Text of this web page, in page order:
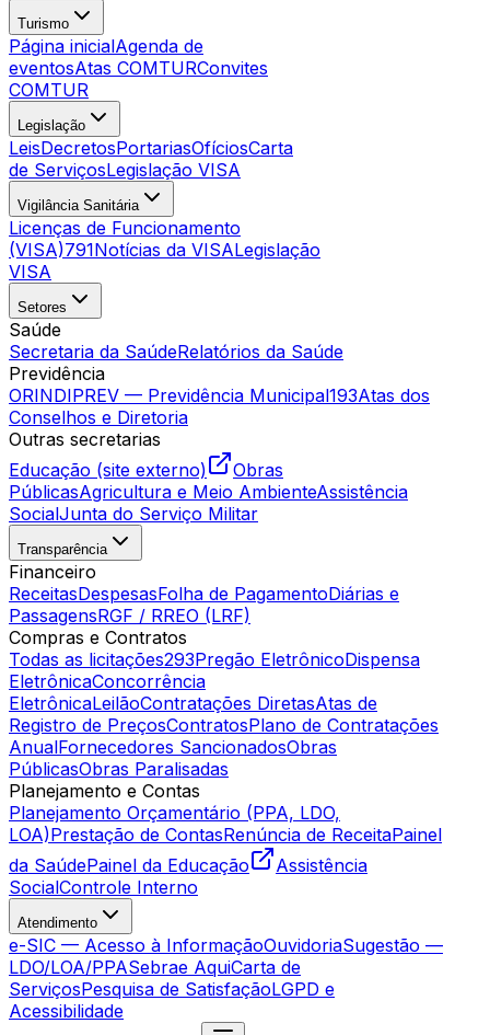
Turismo
Página inicialAgenda de
eventosAtas COMTURConvites
COMTUR
Legislação
LeisDecretosPortariasOfíciosCarta
de ServiçosLegislação VISA
Vigilância Sanitária
Licenças de Funcionamento
(VISA)791Notícias da VISALegislação
VISA
Setores
Saúde
Secretaria da SaúdeRelatórios da Saúde
Previdência
ORINDIPREV — Previdência Municipal193Atas dos
Conselhos e Diretoria
Outras secretarias
Educação (site externo)
Obras
PúblicasAgricultura e Meio AmbienteAssistência
SocialJunta do Serviço Militar
Transparência
Financeiro
ReceitasDespesasFolha de PagamentoDiárias e
PassagensRGF / RREO (LRF)
Compras e Contratos
Todas as licitações293Pregão EletrônicoDispensa
EletrônicaConcorrência
EletrônicaLeilãoContratações DiretasAtas de
Registro de PreçosContratosPlano de Contratações
AnualFornecedores SancionadosObras
PúblicasObras Paralisadas
Planejamento e Contas
Planejamento Orçamentário (PPA, LDO,
LOA)Prestação de ContasRenúncia de ReceitaPainel
da SaúdePainel da Educação
Assistência
SocialControle Interno
Atendimento
e-SIC — Acesso à InformaçãoOuvidoriaSugestão —
LDO/LOA/PPASebrae AquiCarta de
ServiçosPesquisa de SatisfaçãoLGPD e
Acessibilidade